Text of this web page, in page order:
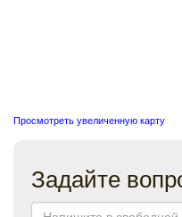
Просмотреть увеличенную карту
Задайте